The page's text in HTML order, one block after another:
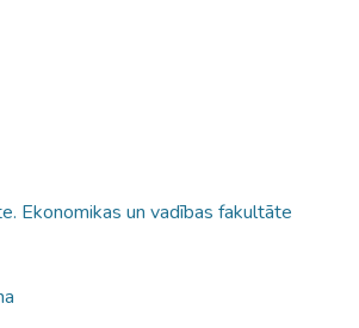
Ekonomikas un vadības fakultāte